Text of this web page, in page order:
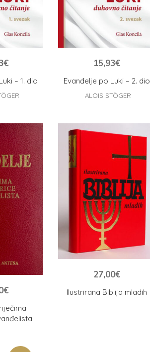
– 1. dio
€
Evanđelje po Luki – 2. dio
15,93€
ALOIS STÖGER
€ Ilustrirana Biblija mladih
27,00€